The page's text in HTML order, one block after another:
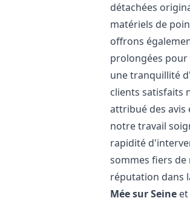
détachées
matériels de
offrons
prolongées
une tranquillité
clients satisfaits
attribué des avis
notre travail
rapidité
sommes fiers
réputation dans
Mée sur Seine